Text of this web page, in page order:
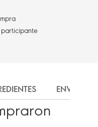
participante
ENVÍO